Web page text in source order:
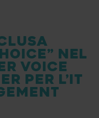
NEL
VOICE
PER L’IT